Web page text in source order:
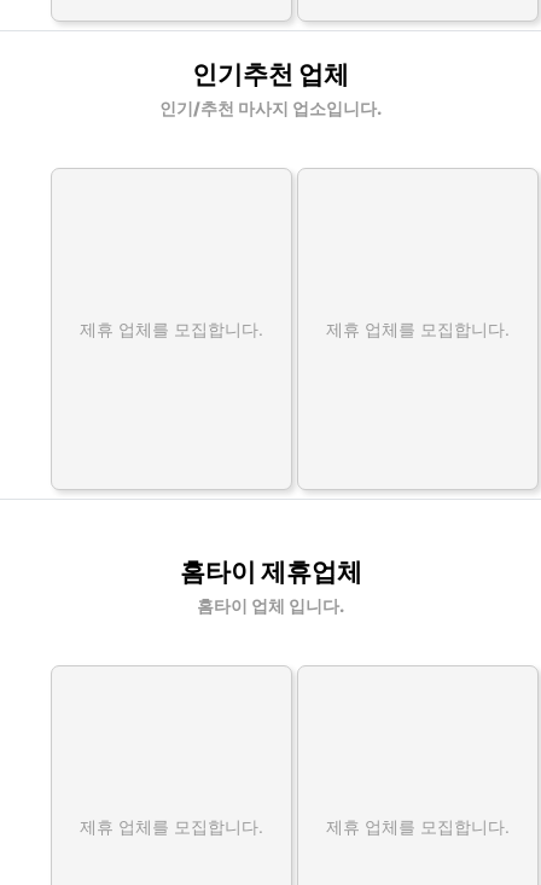
인기추천 업체
인기/추천 마사지 업소입니다.
제휴 업체를 모집합니다. 제휴 업체를 모집합니다.
홈타이 제휴업체
홈타이 업체 입니다.
제휴 업체를 모집합니다. 제휴 업체를 모집합니다.